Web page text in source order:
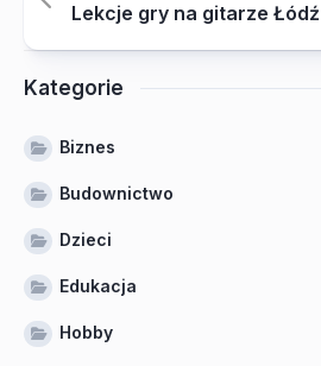
Lekcje gry na gitarze Łódź
Kategorie
Biznes
Budownictwo
Dzieci
Edukacja
Hobby